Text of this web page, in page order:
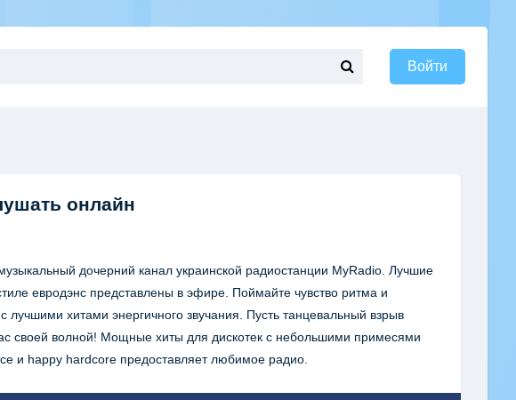
Войти
онлайн
дочерний канал украинской радиостанции MyRadio. Лучшие
евродэнс представлены в эфире. Поймайте чувство ритма и
лучшими хитами энергичного звучания. Пусть танцевальный взрыв
своей волной! Мощные хиты для дискотек с небольшими примесями
и happy hardcore предоставляет любимое радио.